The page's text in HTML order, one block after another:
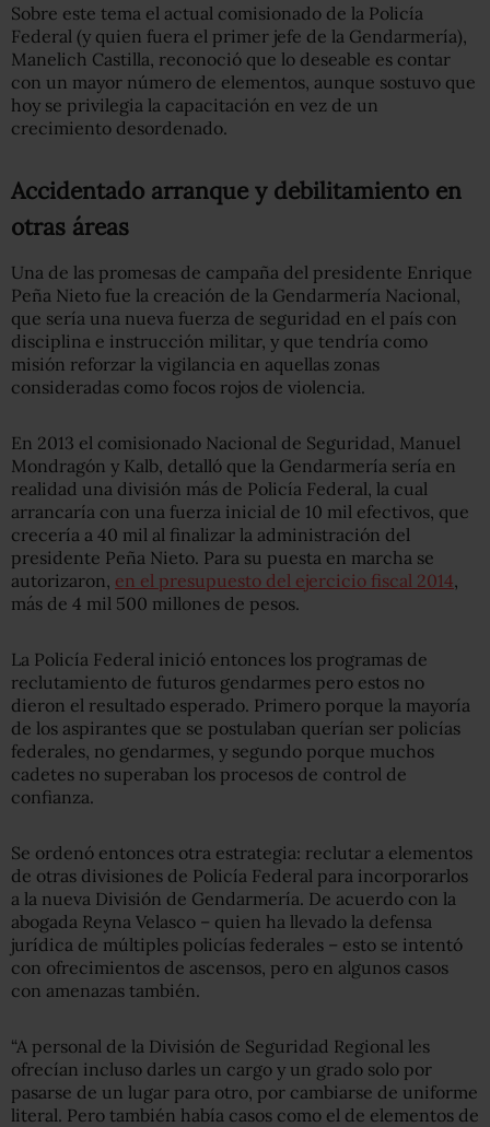
Sobre este tema el actual comisionado de la Policía
Federal (y quien fuera el primer jefe de la Gendarmería),
Manelich Castilla, reconoció que lo deseable es contar
con un mayor número de elementos, aunque sostuvo que
hoy se privilegia la capacitación en vez de un
crecimiento desordenado.
Accidentado arranque y debilitamiento en
otras áreas
Una de las promesas de campaña del presidente Enrique
Peña Nieto fue la creación de la Gendarmería Nacional,
que sería una nueva fuerza de seguridad en el país con
disciplina e instrucción militar, y que tendría como
misión reforzar la vigilancia en aquellas zonas
consideradas como focos rojos de violencia.
En 2013 el comisionado Nacional de Seguridad, Manuel
Mondragón y Kalb, detalló que la Gendarmería sería en
realidad una división más de Policía Federal, la cual
arrancaría con una fuerza inicial de 10 mil efectivos, que
crecería a 40 mil al finalizar la administración del
presidente Peña Nieto. Para su puesta en marcha se
autorizaron, en el presupuesto del ejercicio fiscal 2014
más de 4 mil 500 millones de pesos.
La Policía Federal inició entonces los programas de
reclutamiento de futuros gendarmes pero estos no
dieron el resultado esperado. Primero porque la mayoría
de los aspirantes que se postulaban querían ser policías
federales, no gendarmes, y segundo porque muchos
cadetes no superaban los procesos de control de
confianza.
Se ordenó entonces otra estrategia: reclutar a elementos
de otras divisiones de Policía Federal para incorporarlos
a la nueva División de Gendarmería. De acuerdo con la
abogada Reyna Velasco – quien ha llevado la defensa
jurídica de múltiples policías federales – esto se intentó
con ofrecimientos de ascensos, pero en algunos casos
con amenazas también.
“A personal de la División de Seguridad Regional les
ofrecían incluso darles un cargo y un grado solo por
pasarse de un lugar para otro, por cambiarse de uniforme
literal. Pero también había casos como el de elementos de